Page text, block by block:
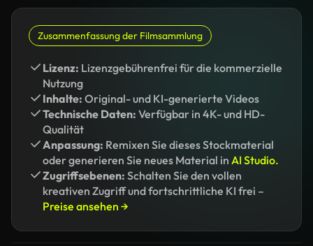
Zusammenfassung der Filmsammlung
Lizenz: Lizenzgebührenfrei für die kommerzielle
Nutzung
Inhalte: Original- und KI-generierte Videos
Technische Daten: Verfügbar in 4K- und HD-
Qualität
Anpassung: Remixen Sie dieses Stockmaterial
oder generieren Sie neues Material in AI Studio.
Zugriffsebenen: Schalten Sie den vollen
kreativen Zugriff und fortschrittliche KI frei –
Preise ansehen →